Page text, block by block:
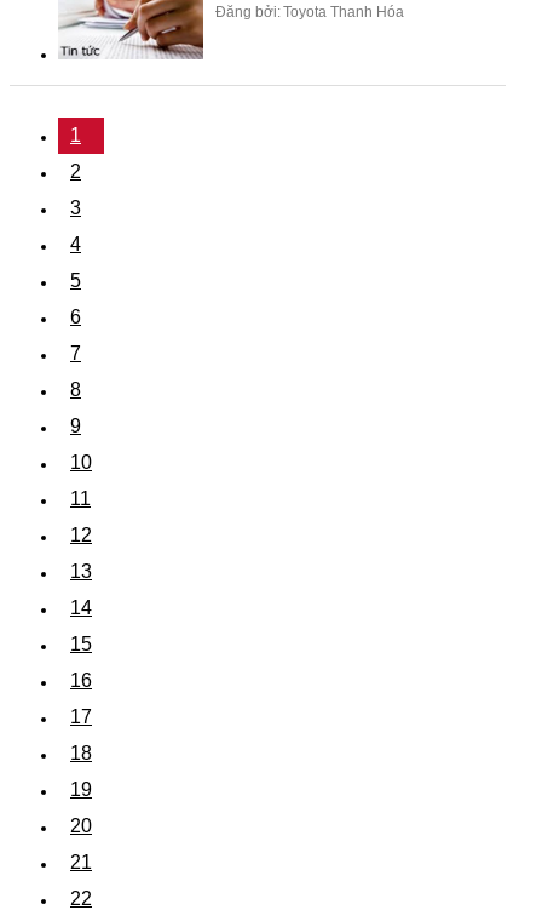
Đăng bởi:Toyota Thanh Hóa
1
2
3
4
5
6
7
8
9
10
11
12
13
14
15
16
17
18
19
20
21
22